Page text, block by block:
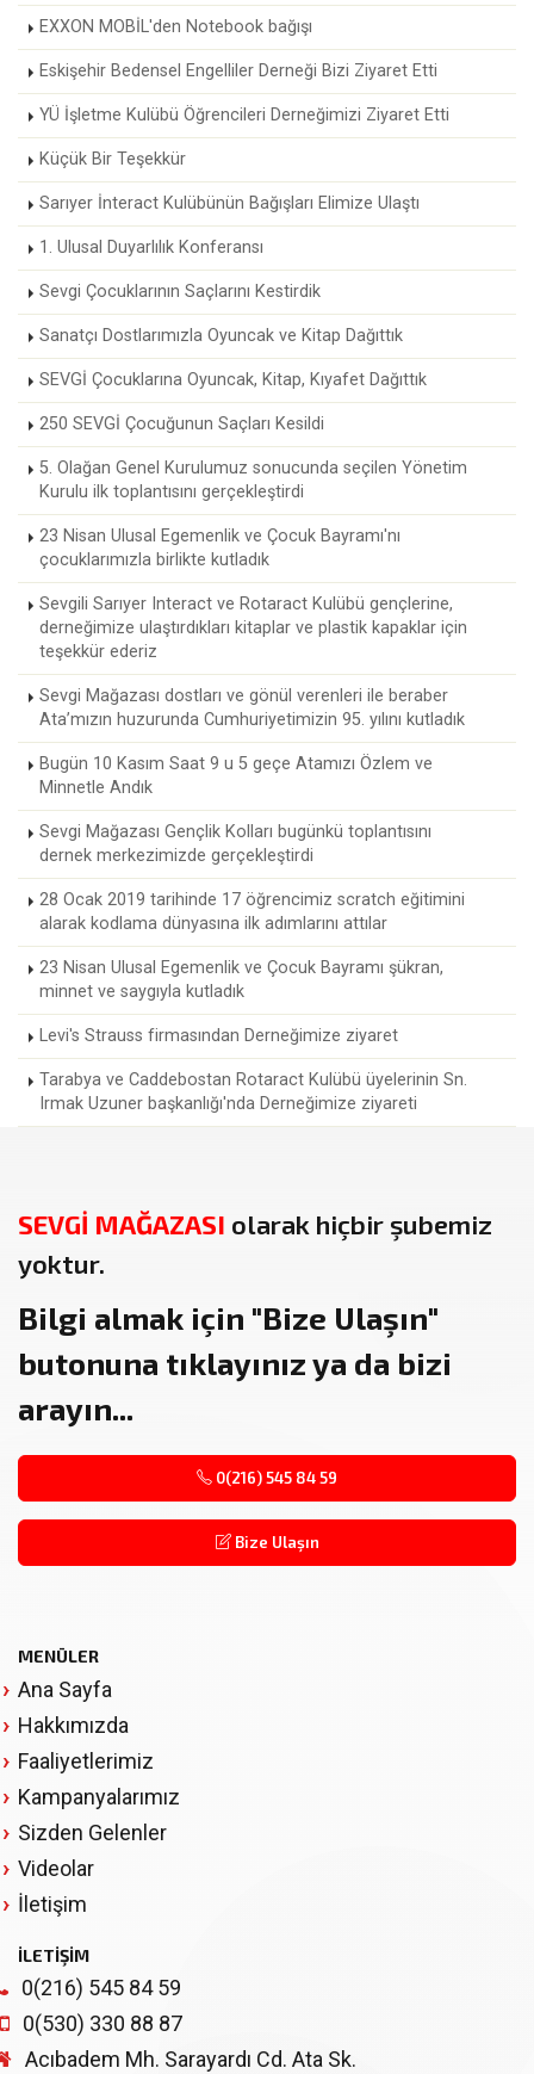
EXXON MOBİL'den Notebook bağışı
Eskişehir Bedensel Engelliler Derneği Bizi Ziyaret Etti
YÜ İşletme Kulübü Öğrencileri Derneğimizi Ziyaret Etti
Küçük Bir Teşekkür
Sarıyer İnteract Kulübünün Bağışları Elimize Ulaştı
1. Ulusal Duyarlılık Konferansı
Sevgi Çocuklarının Saçlarını Kestirdik
Sanatçı Dostlarımızla Oyuncak ve Kitap Dağıttık
SEVGİ Çocuklarına Oyuncak, Kitap, Kıyafet Dağıttık
250 SEVGİ Çocuğunun Saçları Kesildi
5. Olağan Genel Kurulumuz sonucunda seçilen Yönetim
Kurulu ilk toplantısını gerçekleştirdi
23 Nisan Ulusal Egemenlik ve Çocuk Bayramı'nı
çocuklarımızla birlikte kutladık
Sevgili Sarıyer Interact ve Rotaract Kulübü gençlerine,
derneğimize ulaştırdıkları kitaplar ve plastik kapaklar için
teşekkür ederiz
Sevgi Mağazası dostları ve gönül verenleri ile beraber
Ata’mızın huzurunda Cumhuriyetimizin 95. yılını kutladık
Bugün 10 Kasım Saat 9 u 5 geçe Atamızı Özlem ve
Minnetle Andık
Sevgi Mağazası Gençlik Kolları bugünkü toplantısını
dernek merkezimizde gerçekleştirdi
28 Ocak 2019 tarihinde 17 öğrencimiz scratch eğitimini
alarak kodlama dünyasına ilk adımlarını attılar
23 Nisan Ulusal Egemenlik ve Çocuk Bayramı şükran,
minnet ve saygıyla kutladık
Levi's Strauss firmasından Derneğimize ziyaret
Tarabya ve Caddebostan Rotaract Kulübü üyelerinin Sn.
Irmak Uzuner başkanlığı'nda Derneğimize ziyareti
SEVGİ MAĞAZASI olarak hiçbir şubemiz
yoktur.
Bilgi almak için "Bize Ulaşın"
butonuna tıklayınız ya da bizi
arayın...
0(216) 545 84 59
Bize Ulaşın
MENÜLER
Ana Sayfa
Hakkımızda
Faaliyetlerimiz
Kampanyalarımız
Sizden Gelenler
Videolar
İletişim
İLETİŞİM
0(216) 545 84 59
0(530) 330 88 87
Acıbadem Mh. Sarayardı Cd. Ata Sk.